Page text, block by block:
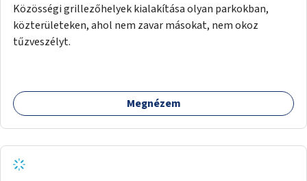
Közösségi grillezőhelyek kialakítása olyan parkokban,
közterületeken, ahol nem zavar másokat, nem okoz
tűzveszélyt.
Megnézem